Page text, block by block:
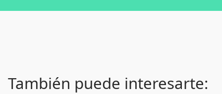
También puede interesarte: